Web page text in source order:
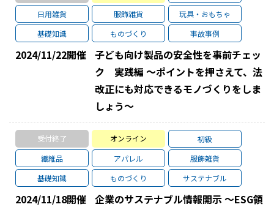
日用雑貨
服飾雑貨
玩具・おもちゃ
基礎知識
ものづくり 事故事例
2024/11/22開催 子ども向け製品の安全性を事前チェッ
ク 実践編 ～ポイントを押さえて、法
改正にも対応できるモノづくりをしま
しょう～
受付終了 オンライン
初級
繊維品
アパレル
服飾雑貨
基礎知識
ものづくり サステナブル
2024/11/18開催 企業のサステナブル情報開示 ～ESG領